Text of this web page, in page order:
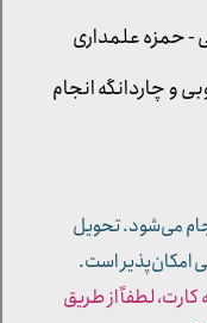
- حمزه علمداری
می‌شود. تحویل
امکان‌پذیر است.
لطفاً از طریق
و چاردانگه انجام